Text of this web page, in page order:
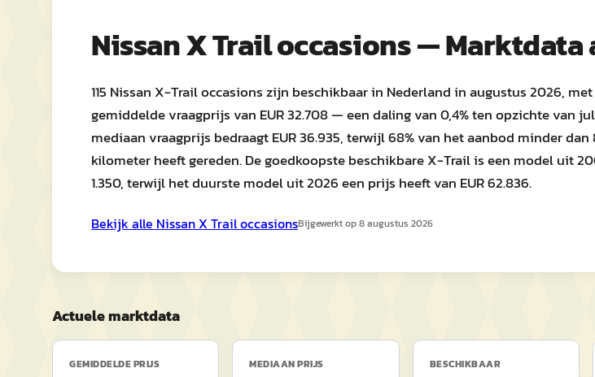
Nissan X Trail occasions — Marktdata
115 Nissan X-Trail occasions zijn beschikbaar in Nederland in augustus 2026,
gemiddelde vraagprijs van EUR 32.708 — een daling van 0,4% ten opzichte van
mediaan vraagprijs bedraagt EUR 36.935, terwijl 68% van het aanbod minder
kilometer heeft gereden. De goedkoopste beschikbare X-Trail is een model uit
1.350, terwijl het duurste model uit 2026 een prijs heeft van EUR 62.836.
Bekijk alle Nissan X TrailoccasionsBijgewerkt op8 augustus 2026
Actuele marktdata
GEMIDDELDE PRIJS MEDIAAN PRIJS BESCHIKBAAR